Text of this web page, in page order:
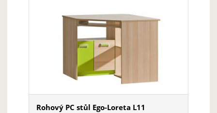
Rohový PC stůl Ego-Loreta L11